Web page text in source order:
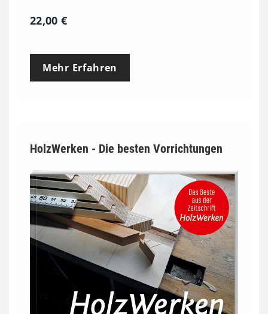
22,00€
Mehr Erfahren
HolzWerken - Die besten Vorrichtungen